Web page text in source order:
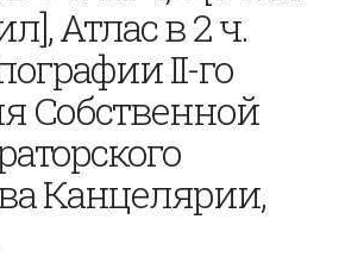
Атлас в 2 ч.
II-го
Собственной
Канцелярии,